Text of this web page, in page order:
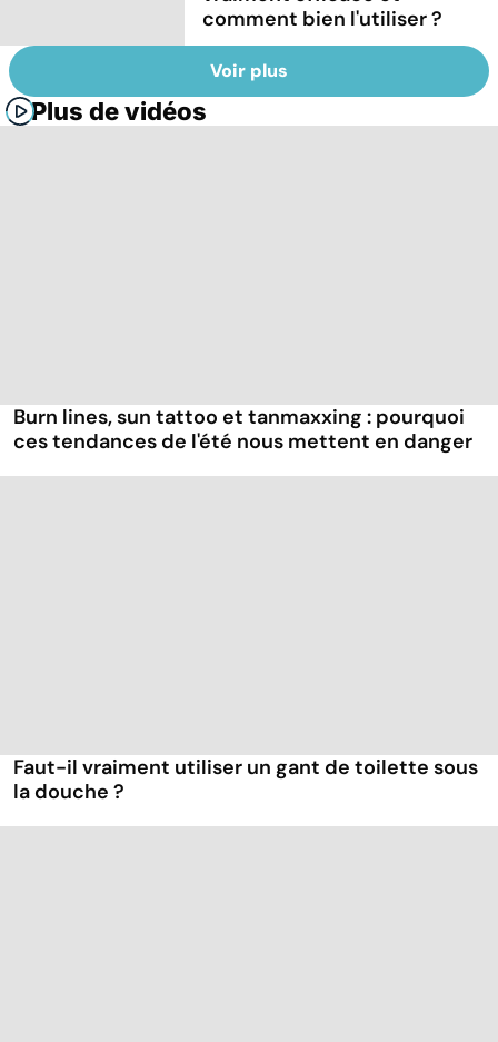
comment bien l'utiliser ?
Voir plus
Plus de vidéos
Burn lines, sun tattoo et tanmaxxing : pourquoi
ces tendances de l'été nous mettent en danger
Faut-il vraiment utiliser un gant de toilette sous
la douche ?